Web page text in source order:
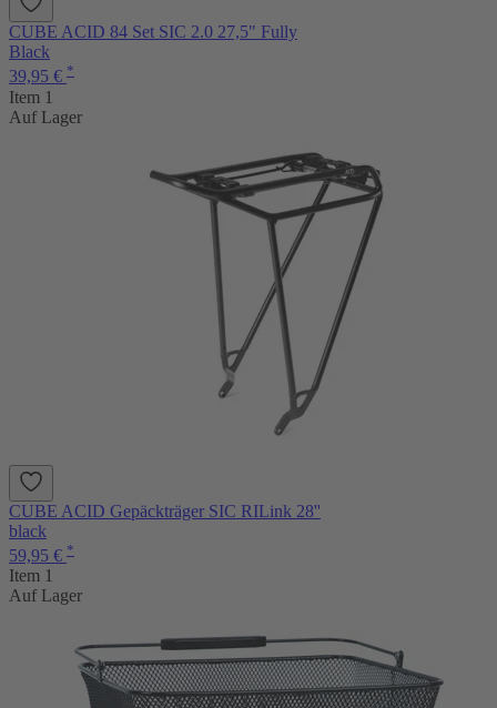
CUBE ACID 84 Set SIC 2.0 27,5" Fully
Black
39,95 € *
Item 1
Auf Lager
CUBE ACID Gepäckträger SIC RILink 28''
black
59,95 € *
Item 1
Auf Lager